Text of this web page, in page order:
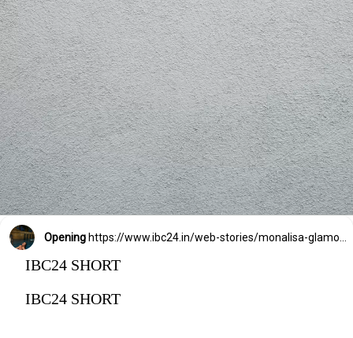
Opening https://www.ibc24.in/web-stories/monalisa-glamorous-look-in-orange-bikini
IBC24 SHORT
IBC24 SHORT